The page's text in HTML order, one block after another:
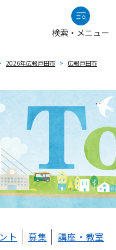
検索・メニュー
2026年広報戸田市 > 広報戸田市
ト 募集
講座・教室